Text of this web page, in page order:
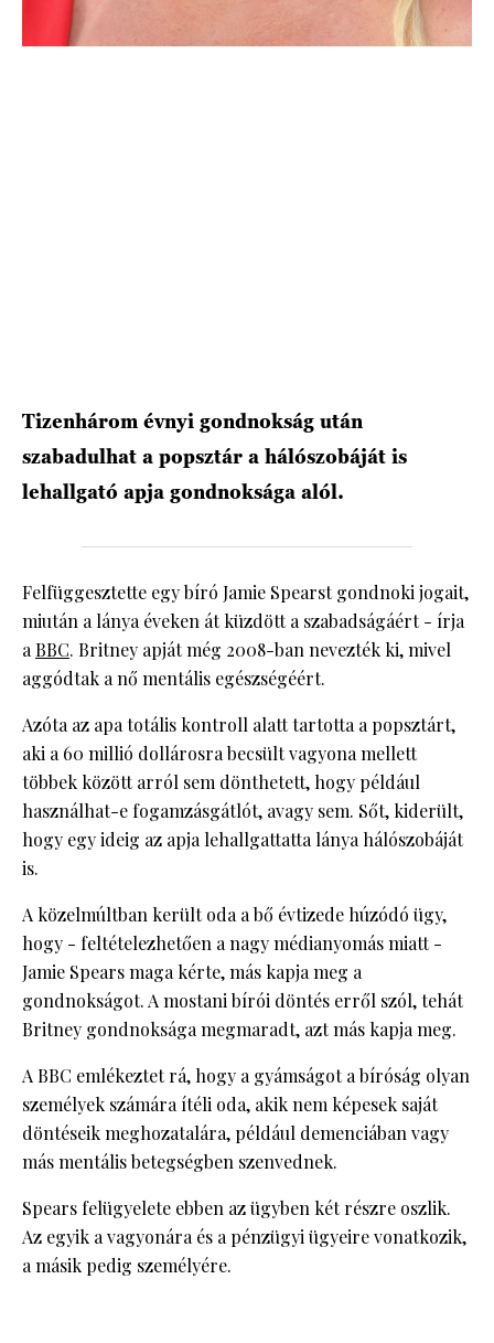
Tizenhárom évnyi gondnokság után
szabadulhat a popsztár a hálószobáját is
lehallgató apja gondnoksága alól.
Felfüggesztette egy bíró Jamie Spearst gondnoki jogait,
miután a lánya éveken át küzdött a szabadságáért - írja
a BBC. Britney apját még 2008-ban nevezték ki, mivel
aggódtak a nő mentális egészségéért.
Azóta az apa totális kontroll alatt tartotta a popsztárt,
aki a 60 millió dollárosra becsült vagyona mellett
többek között arról sem dönthetett, hogy például
használhat-e fogamzásgátlót, avagy sem. Sőt, kiderült,
hogy egy ideig az apja lehallgattatta lánya hálószobáját
is.
A közelmúltban került oda a bő évtizede húzódó ügy,
hogy - feltételezhetően a nagy médianyomás miatt -
Jamie Spears maga kérte, más kapja meg a
gondnokságot. A mostani bírói döntés erről szól, tehát
Britney gondnoksága megmaradt, azt más kapja meg.
A BBC emlékeztet rá, hogy a gyámságot a bíróság olyan
személyek számára ítéli oda, akik nem képesek saját
döntéseik meghozatalára, például demenciában vagy
más mentális betegségben szenvednek.
Spears felügyelete ebben az ügyben két részre oszlik.
Az egyik a vagyonára és a pénzügyi ügyeire vonatkozik,
a másik pedig személyére.